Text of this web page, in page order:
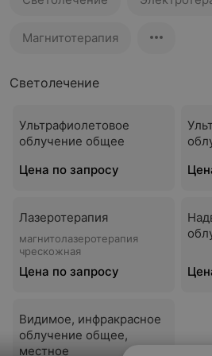
Магнитотерапия
Светолечение
Ультрафиолетовое
облучение общее
Цена по запросу
Лазеротерапия
магнитолазеротерапия
чрескожная
Цена по запросу
Видимое, инфракрасное
облучение общее,
местное